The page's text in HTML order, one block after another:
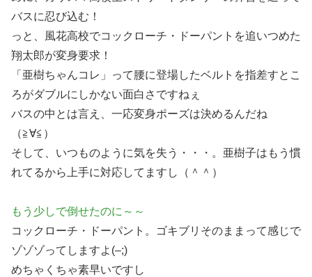
バスに忍び込む！
っと、風花高校でコックローチ・ドーパントを追いつめた
翔太郎が変身要求！
「亜樹ちゃんコレ」って腰に登場したベルトを指差すとこ
ろがダブルにしかない面白さですねぇ
バスの中とは言え、一応変身ポーズは決めるんだね
（≧∀≦）
そして、いつものように気を失う・・・。亜樹子はもう慣
れてるから上手に対応してますし（＾＾）
もう少しで倒せたのに～～
コックローチ・ドーパント。ゴキブリそのままって感じで
ゾゾゾってしますよ(–;)
めちゃくちゃ素早いですし